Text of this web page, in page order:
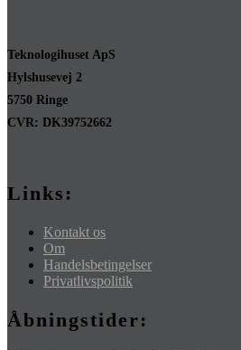
Teknologihuset ApS
Hylshusevej 2
5750 Ringe
CVR: DK39752662
Links:
Kontakt os
Om
Handelsbetingelser
Privatlivspolitik
Åbningstider: